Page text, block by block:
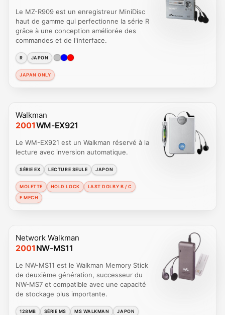
Le MZ-R909 est un enregistreur MiniDisc
haut de gamme qui perfectionne la série R
grâce à une conception améliorée des
commandes et de l'interface.
R JAPON
JAPAN ONLY
Walkman
2001WM-EX921
Le WM-EX921 est un Walkman réservé à la
lecture avec inversion automatique.
SÉRIE EX LECTURE SEULE JAPON
MOLETTE HOLD LOCK
LAST DOLBY B / C
F MECH
Network Walkman
2001 NW-MS11
Le NW-MS11 est le Walkman Memory Stick
de deuxième génération, successeur du
NW-MS7 et compatible avec une capacité
de stockage plus importante.
128MB SÉRIE MS MS WALKMAN JAPON